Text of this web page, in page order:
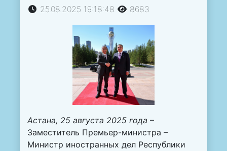
25.08.2025 19:18:48 8683
Астана, 25 августа 2025 года –
Заместитель Премьер-министра –
Министр иностранных дел Республики